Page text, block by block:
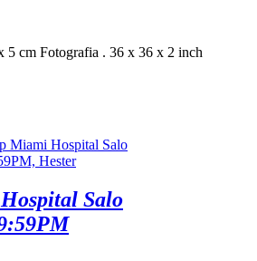
5 cm Fotografia . 36 x 36 x 2 inch
Salo